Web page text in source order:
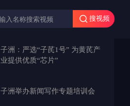
搜视频
子洲：严选“子芪1号” 为黄芪产
业提供优质“芯片”
子洲举办新闻写作专题培训会